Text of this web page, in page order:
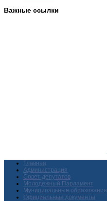
Важные ссылки
Главная
Администрация
Совет депутатов
Молодежный Парламент
Муниципальные образования
Официальные документы